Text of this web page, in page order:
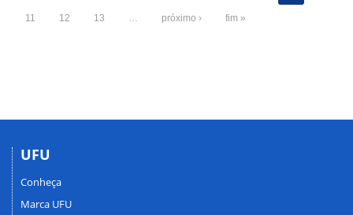
11 12 13 … próximo › fim »
UFU
Conheça
Marca UFU